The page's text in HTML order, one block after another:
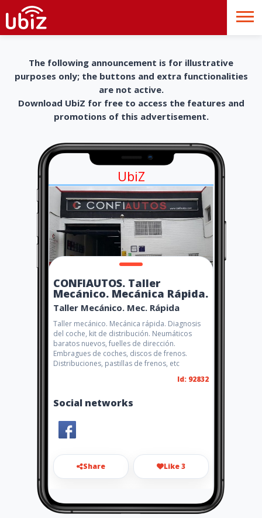
The following announcement is for illustrative
purposes only; the buttons and extra functionalities
are not active.
Download UbiZ for free to access the features and
promotions of this advertisement.
UbiZ
CONFIAUTOS. Taller
Mecánico. Mecánica Rápida.
Taller Mecánico. Mec. Rápida
Taller mecánico. Mecánica rápida. Diagnosis
del coche, kit de distribución. Neumáticos
baratos nuevos, fuelles de dirección.
Embragues de coches, discos de frenos.
Distribuciones, pastillas de frenos, etc
Id: 92832
Social networks
Share Like 3
info@confiautos.com